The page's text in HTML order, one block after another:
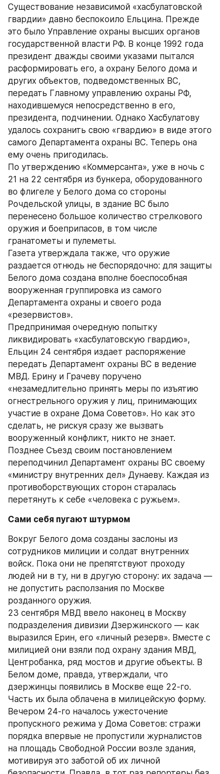
Существование независимой «хасбулатовской
гвардии» давно беспокоило Ельцина. Прежде
это было Управление охраны высших органов
государственной власти РФ. В конце 1992 года
президент дважды своими указами пытался
расформировать его, а охрану Белого дома и
других объектов, подведомственных ВС,
передать Главному управлению охраны РФ,
находившемуся непосредственно в его,
президента, подчинении. Однако Хасбулатову
удалось сохранить свою «гвардию» в виде этого
самого Департамента охраны ВС. Теперь она
ему очень пригодилась.
По утверждению «Коммерсанта», уже в ночь с
21 на 22 сентября из бункера, оборудованного
во флигеле у Белого дома со стороны
Рочдельской улицы, в здание ВС было
перенесено большое количество стрелкового
оружия и боеприпасов, в том числе
гранатометы и пулеметы.
Газета утверждала также, что оружие
раздается отнюдь не беспорядочно: для защиты
Белого дома создана вполне боеспособная
вооруженная группировка из самого
Департамента охраны и своего рода
«резервистов».
Предпринимая очередную попытку
ликвидировать «хасбулатовскую гвардию»,
Ельцин 24 сентября издает распоряжение
передать Департамент охраны ВС в ведение
МВД. Ерину и Грачеву поручено
«незамедлительно принять меры по изъятию
огнестрельного оружия у лиц, принимающих
участие в охране Дома Советов». Но как это
сделать, не рискуя сразу же вызвать
вооруженный конфликт, никто не знает.
Позднее Съезд своим постановлением
переподчинил Департамент охраны ВС своему
«министру внутренних дел» Дунаеву. Каждая из
противоборствующих сторон старалась
перетянуть к себе «человека с ружьем».
Сами себя пугают штурмом
Вокруг Белого дома созданы заслоны из
сотрудников милиции и солдат внутренних
войск. Пока они не препятствуют проходу
людей ни в ту, ни в другую сторону: их задача —
не допустить расползания по Москве
розданного оружия.
23 сентября МВД ввело наконец в Москву
подразделения дивизии Дзержинского — как
выразился Ерин, его «личный резерв». Вместе с
милицией они взяли под охрану здания МВД,
Центробанка, ряд мостов и другие объекты. В
Белом доме, правда, утверждали, что
дзержинцы появились в Москве еще 22-го.
Часть их была облачена в милицейскую форму.
Вечером 24-го началось ужесточение
пропускного режима у Дома Советов: стражи
порядка впервые не пропустили журналистов
на площадь Свободной России возле здания,
мотивируя это заботой об их личной